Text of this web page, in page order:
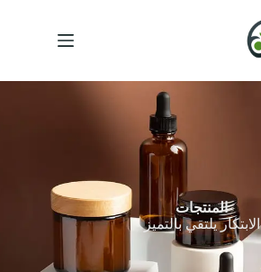
المنتجات
الابتكار يلتقي بالتميز